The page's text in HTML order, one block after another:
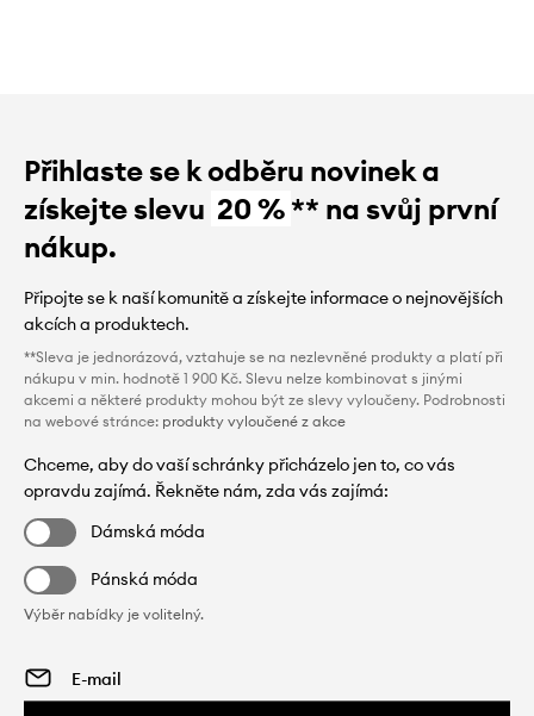
Přihlaste se k odběru novinek a
získejte slevu 20 %** na svůj první
nákup.
Připojte se k naší komunitě a získejte informace o nejnovějších
akcích a produktech.
**Sleva je jednorázová, vztahuje se na nezlevněné produkty a platí při
nákupu v min. hodnotě 1 900 Kč. Slevu nelze kombinovat s jinými
akcemi a některé produkty mohou být ze slevy vyloučeny. Podrobnosti
na webové stránce: produkty vyloučené z akce
Chceme, aby do vaší schránky přicházelo jen to, co vás
opravdu zajímá. Řekněte nám, zda vás zajímá:
Dámská móda
Pánská móda
Výběr nabídky je volitelný.